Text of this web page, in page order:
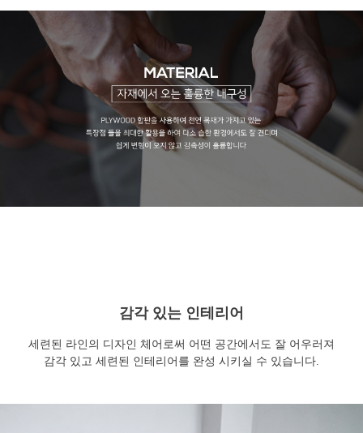
감각 있는 인테리어
세련된 라인의 디자인 체어로써 어떤 공간에서도 잘 어우러져
감각 있고 세련된 인테리어를 완성 시키실 수 있습니다.